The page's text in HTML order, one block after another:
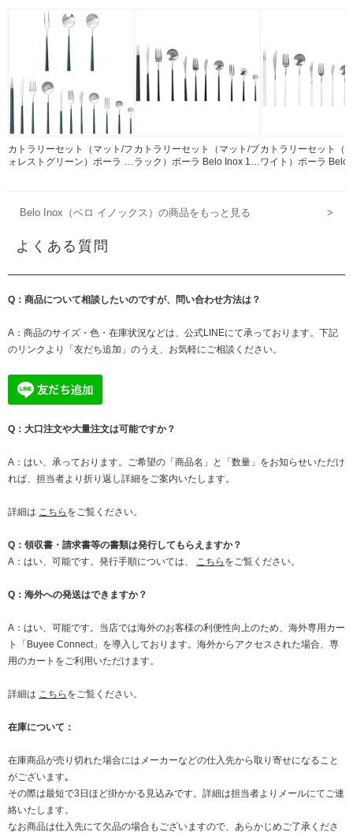
カトラリーセット（マット/フ
ォレストグリーン）ポーラ マ
カトラリーセット（マット/ブ
ラック）ポーラ Belo Inox 18-
カトラリーセット（
ワイト）ポーラ Belo
Belo Inox（ベロ イノックス）の商品をもっと見る >
よくある質問
Q：商品について相談したいのですが、問い合わせ方法は？
A：商品のサイズ・色・在庫状況などは、公式LINEにて承っております。下記
のリンクより「友だち追加」のうえ、お気軽にご相談ください。
Q：大口注文や大量注文は可能ですか？
A：はい、承っております。ご希望の「商品名」と「数量」をお知らせいただけ
れば、担当者より折り返し詳細をご案内いたします。
詳細は こちら をご覧ください。
Q：領収書・請求書等の書類は発行してもらえますか？
A：はい、可能です。発行手順については、
こちら をご覧ください。
Q：海外への発送はできますか？
A：はい、可能です。当店では海外のお客様の利便性向上のため、海外専用カー
ト「Buyee Connect」を導入しております。海外からアクセスされた場合、専
用のカートをご利用いただけます。
詳細は こちら をご覧ください。
在庫について：
在庫商品が売り切れた場合にはメーカーなどの仕入先から取り寄せになること
がございます｡
その際は最短で3日ほど掛かかる見込みです。詳細は担当者よりメールにてご連
絡いたします。
なお商品は仕入先にて欠品の場合もございますので、あらかじめご了承くださ